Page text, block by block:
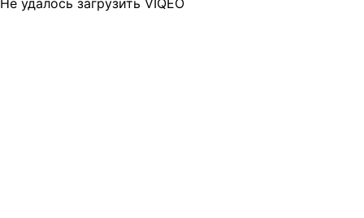
Не удалось загрузить VIQEO